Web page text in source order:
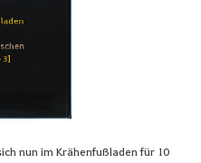
nun im Krähenfußladen für 10